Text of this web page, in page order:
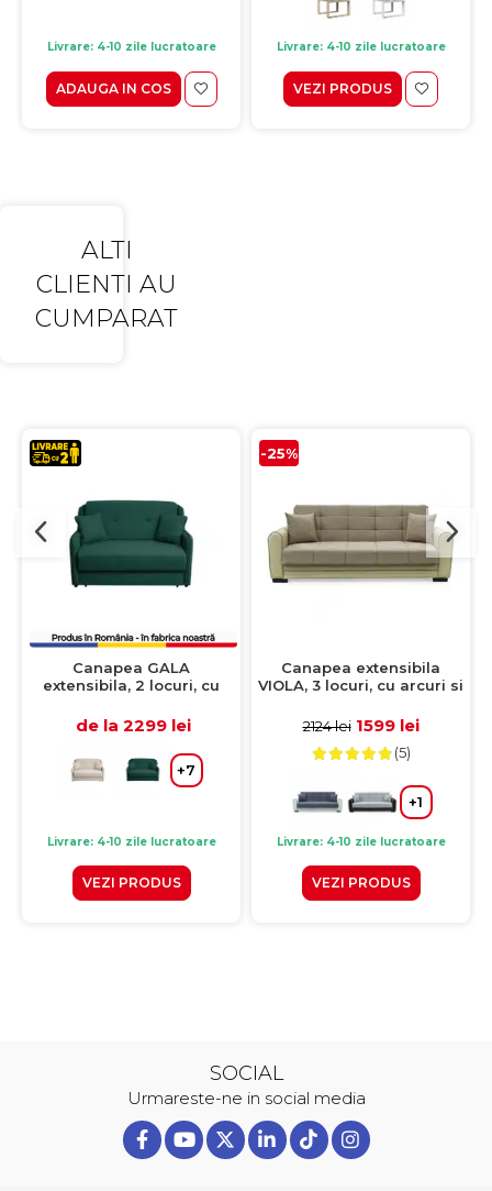
Livrare: 4-10 zile lucratoare
ADAUGA IN COS
Livrare: 4-10 zile lucratoare
VEZI PRODUS
ALTI
CLIENTI AU
CUMPARAT
Canapea GALA
extensibila, 2 locuri, cu
verde inchis, 143x98x98
de la 2299 lei
+7
Livrare: 4-10 zile lucratoare
VEZI PRODUS
-25%
Canapea extensibila
VIOLA, 3 locuri, cu arcuri si
crem + maro, 228x85x85
2124 lei 1599 lei
(5)
+1
Livrare: 4-10 zile lucratoare
VEZI PRODUS
SOCIAL
Urmareste-ne in social media